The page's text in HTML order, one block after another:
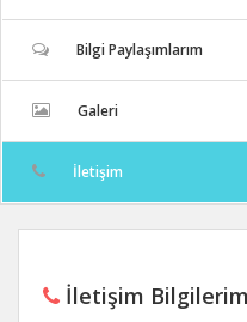
Bilgi Paylaşımlarım
Galeri
İletişim
İletişim Bilgilerim